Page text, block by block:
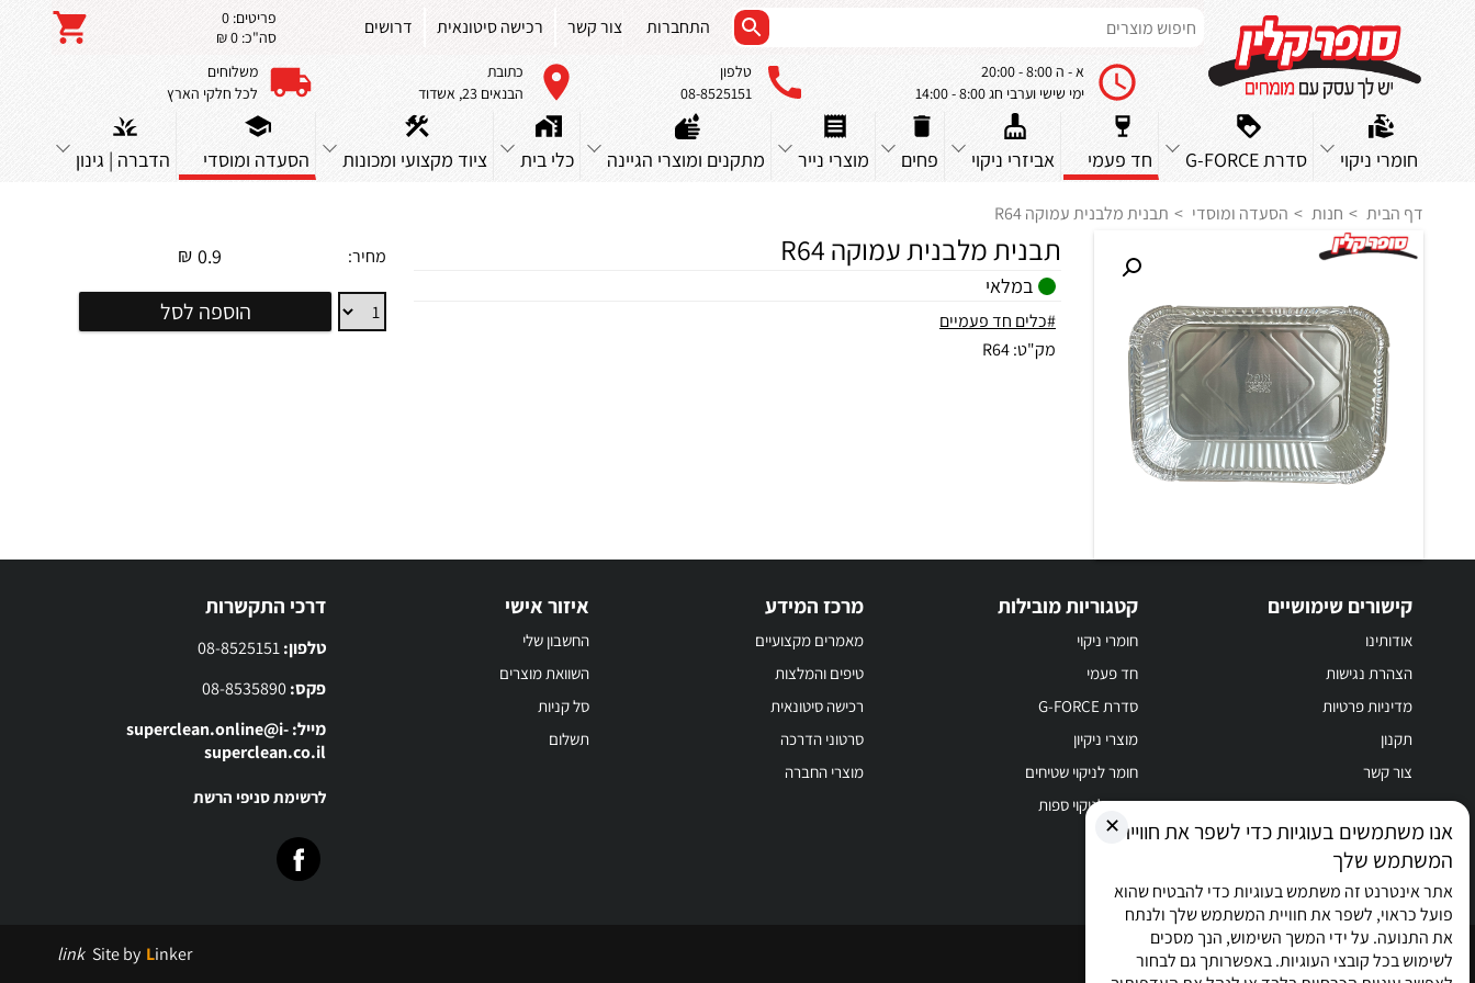
התחברות צור קשר רכישה סיטונאית דרושים פריטים: 0
סה"כ: 0 ₪
א - ה 8:00 - 20:00
ימי שישי וערבי חג 8:00 - 14:00
טלפון
08-8525151
כתובת
הבנאים 23, אשדוד
משלוחים
לכל חלקי הארץ
חומרי ניקוי סדרת G-FORCE חד פעמי אביזרי ניקוי פחים מוצרי נייר מתקנים ומוצרי הגיינה כלי בית ציוד מקצועי ומכונות הסעדה ומוסדי הדברה | גינון
דף הבית חנות הסעדה ומוסדי תבנית מלבנית עמוקה R64
תבנית מלבנית עמוקה R64
במלאי
#כלים חד פעמיים
מק"ט:R64
מחיר: 0.9
₪
תבנית
מלבנית
הוספה לסל
קישורים שימושיים
אודותינו
הצהרת נגישות
מדיניות פרטיות
תקנון
צור קשר
קטגוריות מובילות
חומרי ניקוי
חד פעמי
סדרת G-FORCE
מוצרי ניקיון
חומר לניקוי שטיחים
חומר לניקוי ספות
מרכז המידע
מאמרים מקצועיים
טיפים והמלצות
רכישה סיטונאית
סרטוני הדרכה
מוצרי החברה
איזור אישי
החשבון שלי
השוואת מוצרים
סל קניות
תשלום
דרכי התקשרות
טלפון:
פקס:08-8535890
מייל: superclean.online@i-
superclean.co.il
לרשימת סניפי הרשת
כל הזכויות שמורות © 2026 link Site by Linker
✕אנו משתמשים בעוגיות כדי לשפר את חוויית
המשתמש שלך
אתר אינטרנט זה משתמש בעוגיות כדי להבטיח שהוא
פועל כראוי, לשפר את חוויית המשתמש שלך ולנתח
את התנועה. על ידי המשך השימוש, הנך מסכים
לשימוש בכל קובצי העוגיות. באפשרותך גם לבחור